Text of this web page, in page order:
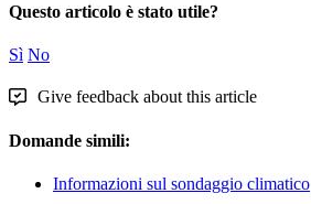
Questo articolo è stato utile?
Sì No
Give feedback about this article
Domande simili:
Informazioni sul sondaggio climatico